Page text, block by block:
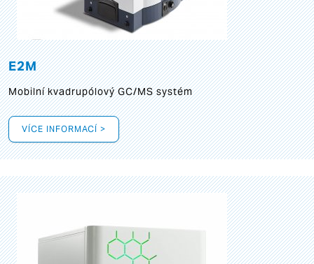
E2M
Mobilní kvadrupólový GC/MS systém
VÍCE INFORMACÍ >